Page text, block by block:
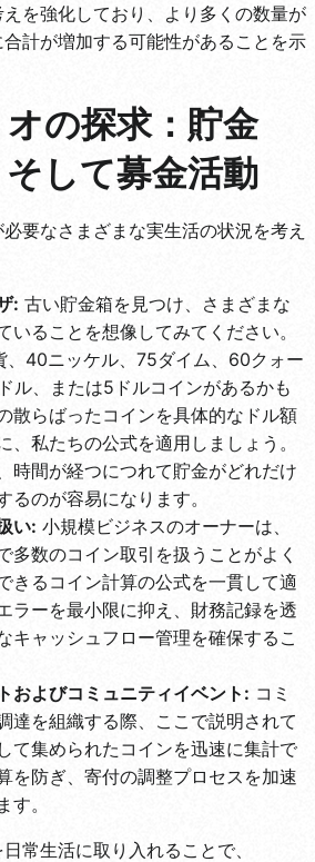
を強化しており、より多くの数量が
計が増加する可能性があることを示
の探求：貯金
して募金活動
要なさまざまな実生活の状況を考え
: 古い貯金箱を見つけ、さまざまな
いることを想像してみてください。
、40ニッケル、75ダイム、60クォー
ル、または5ドルコインがあるかも
散らばったコインを具体的なドル額
、私たちの公式を適用しましょう。
時間が経つにつれて貯金がどれだけ
るのが容易になります。
い: 小規模ビジネスのオーナーは、
多数のコイン取引を扱うことがよく
きるコイン計算の公式を一貫して適
ラーを最小限に抑え、財務記録を透
キャッシュフロー管理を確保するこ
およびコミュニティイベント: コミ
達を組織する際、ここで説明されて
て集められたコインを迅速に集計で
を防ぎ、寄付の調整プロセスを加速
す。
常生活に取り入れることで、